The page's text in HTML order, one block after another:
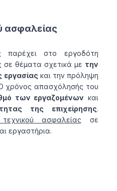
ασφαλείας
παρέχει στο εργοδότη
σε θέματα σχετικά με την
εργασίαςκαι την πρόληψη
χρόνος απασχόλησής του
των εργαζομένων και
της επιχείρησης.
ασφαλείας σε
εργαστήρια.